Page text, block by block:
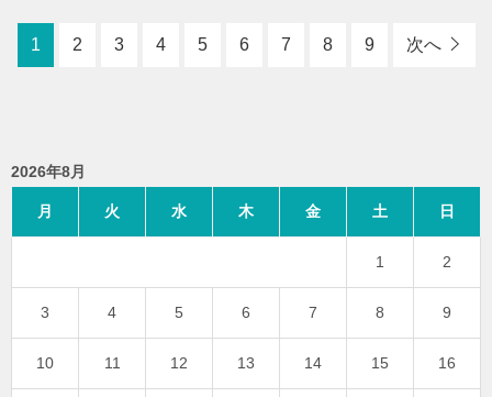
1 2 3 4 5 6 7 8 9 次へ
2026年8月
月 火 水 木 金 土 日
1 2
3 4 5 6 7 8 9
10 11 12 13 14 15 16